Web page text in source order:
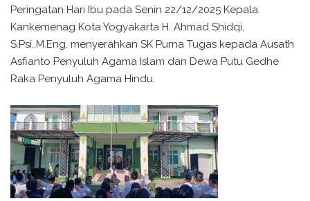
Peringatan Hari Ibu pada Senin 22/12/2025 Kepala
Kankemenag Kota Yogyakarta H. Ahmad Shidqi,
S.Psi.,M.Eng. menyerahkan SK Purna Tugas kepada Ausath
Asfianto Penyuluh Agama Islam dan Dewa Putu Gedhe
Raka Penyuluh Agama Hindu.